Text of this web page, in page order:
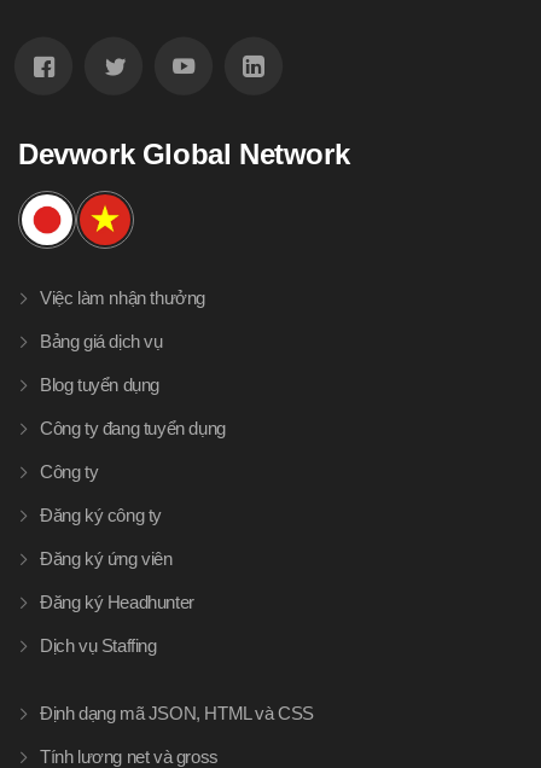
Devwork Global Network
Việc làm nhận thưởng
Bảng giá dịch vụ
Blog tuyển dụng
Công ty đang tuyển dụng
Công ty
Đăng ký công ty
Đăng ký ứng viên
Đăng ký Headhunter
Dịch vụ Staffing
Định dạng mã JSON, HTML và CSS
Tính lương net và gross